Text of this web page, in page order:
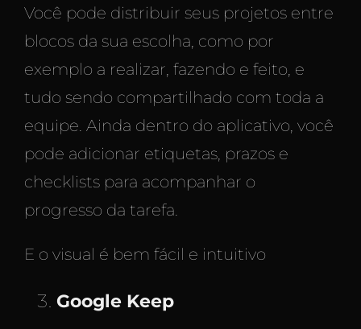
Você pode distribuir seus projetos entre
blocos da sua escolha, como por
exemplo a realizar, fazendo e feito, e
tudo sendo compartilhado com toda a
equipe. Ainda dentro do aplicativo, você
pode adicionar etiquetas, prazos e
checklists para acompanhar o
progresso da tarefa.
E o visual é bem fácil e intuitivo
Google Keep